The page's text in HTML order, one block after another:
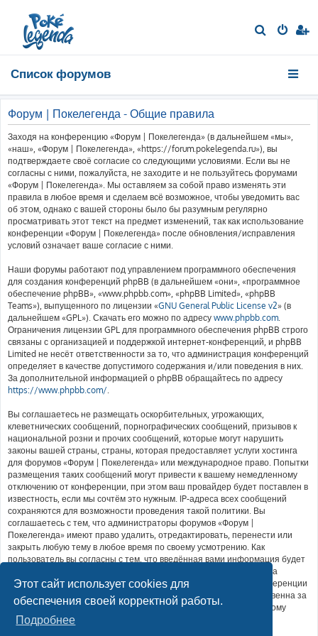
Этот сайт использует cookies для
обеспечения своей корректной работы.
Подробнее
к
Список форумов
Форум | Покелегенда - Общие правила
Заходя на конференцию «Форум | Покелегенда» (в дальнейшем «мы»,
«наш», «Форум | Покелегенда», «https://forum.pokelegenda.ru»), вы
подтверждаете своё согласие со следующими условиями. Если вы не
согласны с ними, пожалуйста, не заходите и не пользуйтесь форумами
«Форум | Покелегенда». Мы оставляем за собой право изменять эти
правила в любое время и сделаем всё возможное, чтобы уведомить вас
об этом, однако с вашей стороны было бы разумным регулярно
просматривать этот текст на предмет изменений, так как использование
конференции «Форум | Покелегенда» после обновления/исправления
условий означает ваше согласие с ними.
Наши форумы работают под управлением программного обеспечения
для создания конференций phpBB (в дальнейшем «они», «программное
обеспечение phpBB», «www.phpbb.com», «phpBB Limited», «phpBB
Teams»), выпущенного по лицензии «GNU General Public License v2» (в
дальнейшем «GPL»). Скачать его можно по адресу www.phpbb.com.
Ограничения лицензии GPL для программного обеспечения phpBB строго
связаны с организацией и поддержкой интернет-конференций, и phpBB
Limited не несёт ответственности за то, что администрация конференций
определяет в качестве допустимого содержания и/или поведения в них.
За дополнительной информацией о phpBB обращайтесь по адресу
https://www.phpbb.com/.
Вы соглашаетесь не размещать оскорбительных, угрожающих,
клеветнических сообщений, порнографических сообщений, призывов к
национальной розни и прочих сообщений, которые могут нарушить
законы вашей страны, страны, которая предоставляет услуги хостинга
для форумов «Форум | Покелегенда» или международное право. Попытки
размещения таких сообщений могут привести к вашему немедленному
отключению от конференции, при этом ваш провайдер будет поставлен в
известность, если мы сочтём это нужным. IP-адреса всех сообщений
сохраняются для возможности проведения такой политики. Вы
соглашаетесь с тем, что администраторы форумов «Форум |
Покелегенда» имеют право удалить, отредактировать, перенести или
закрыть любую тему в любое время по своему усмотрению. Как
пользователь вы согласны с тем, что введённая вами информация будет
храниться в базе данных. Хотя эта информация не будет открыта
третьим лицам без вашего разрешения, ни администрация конференции
«Форум | Покелегенда», ни phpBB Limited не может быть ответственна за
действия хакеров, которые могут привести к несанкционированному
доступу к ней.